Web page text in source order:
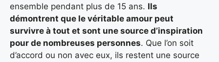
ensemble pendant plus de 15 ans. Ils
démontrent que le véritable amour peut
survivre à tout et sont une source d’inspiration
pour de nombreuses personnes. Que l’on soit
d’accord ou non avec eux, ils restent une source